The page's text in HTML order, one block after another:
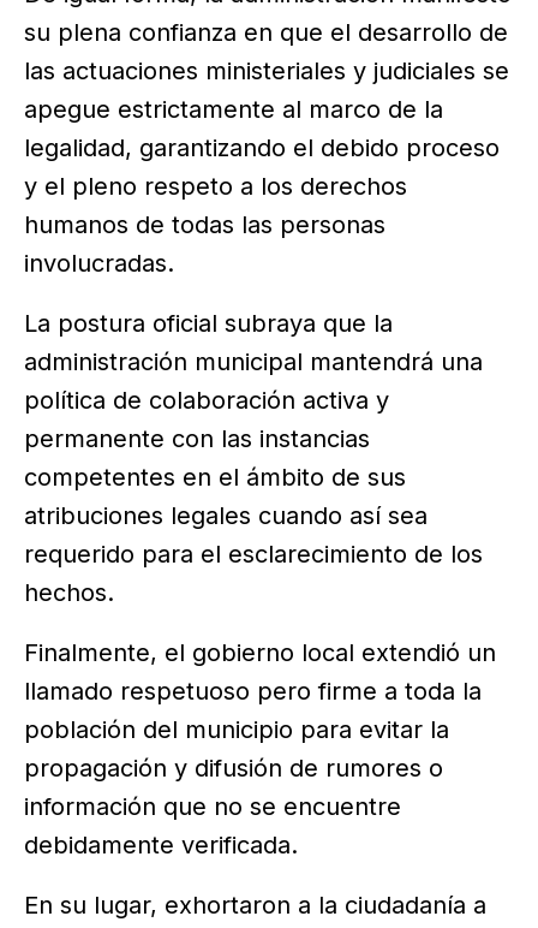
su plena confianza en que el desarrollo de
las actuaciones ministeriales y judiciales se
apegue estrictamente al marco de la
legalidad, garantizando el debido proceso
y el pleno respeto a los derechos
humanos de todas las personas
involucradas.
La postura oficial subraya que la
administración municipal mantendrá una
política de colaboración activa y
permanente con las instancias
competentes en el ámbito de sus
atribuciones legales cuando así sea
requerido para el esclarecimiento de los
hechos.
Finalmente, el gobierno local extendió un
llamado respetuoso pero firme a toda la
población del municipio para evitar la
propagación y difusión de rumores o
información que no se encuentre
debidamente verificada.
En su lugar, exhortaron a la ciudadanía a